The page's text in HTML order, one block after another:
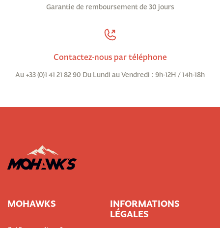
Garantie de remboursement de 30 jours
Contactez-nous par téléphone
Au +33 (0)1 41 21 82 90 Du Lundi au Vendredi : 9h-12H / 14h-18h
MOHAWKS
INFORMATIONS
LÉGALES